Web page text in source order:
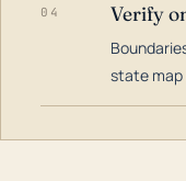
04 Verify
state map